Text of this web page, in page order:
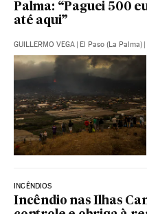
Palma: “Paguei 500
até aqui”
GUILLERMO VEGA El Paso (La Palma)
INCÊNDIOS
Incêndio nas Ilhas